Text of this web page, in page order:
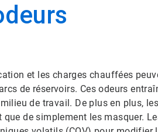
et les charges chauffées
de réservoirs. Ces odeurs
de travail. De plus en plus,
de simplement les masquer.